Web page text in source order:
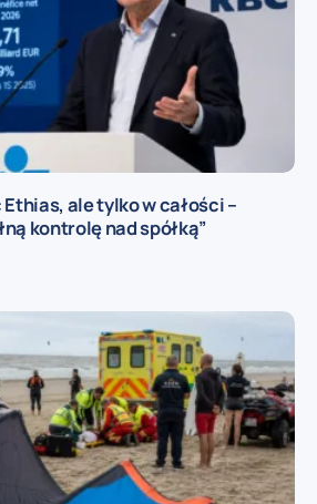
ale tylko w całości –
kontrolę nad spółką”